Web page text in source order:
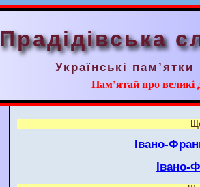
Прадідівська
Українські пам’ятки
Пам’ятай про великі
Івано-
Івано-